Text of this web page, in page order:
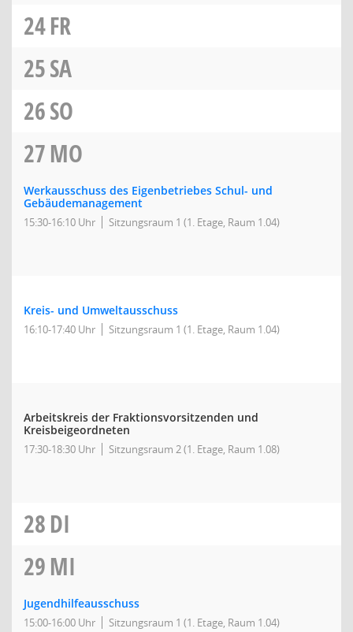
24FR
25SA
26SO
27MO
Werkausschuss des Eigenbetriebes Schul- und
Gebäudemanagement
15:30-16:10 Uhr Sitzungsraum 1 (1. Etage, Raum 1.04)
Kreis- und Umweltausschuss
16:10-17:40 Uhr Sitzungsraum 1 (1. Etage, Raum 1.04)
Arbeitskreis der Fraktionsvorsitzenden und
Kreisbeigeordneten
17:30-18:30 Uhr Sitzungsraum 2 (1. Etage, Raum 1.08)
28DI
29MI
Jugendhilfeausschuss
15:00-16:00 Uhr Sitzungsraum 1 (1. Etage, Raum 1.04)